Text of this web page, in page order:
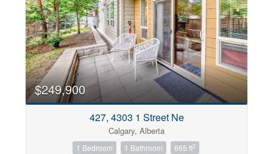
$249,900
427, 4303 1 Street Ne
Calgary, Alberta
1 Bedroom 1 Bathroom 665 ft2